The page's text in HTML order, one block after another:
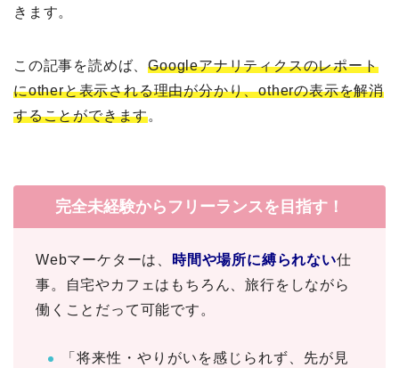
きます。
この記事を読めば、Googleアナリティクスのレポート
にotherと表示される理由が分かり、otherの表示を解消
することができます。
完全未経験からフリーランスを目指す！
Webマーケターは、 時間や場所に縛られない仕
事。自宅やカフェはもちろん、旅行をしながら
働くことだって可能です。
「将来性・やりがいを感じられず、先が見